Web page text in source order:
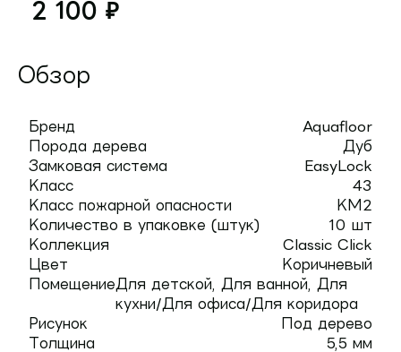
2 100 ₽
Обзор
Бренд
Aquafloor
Порода дерева
Дуб
Замковая система
EasyLock
Класс
43
Класс пожарной опасности
КМ2
Количество в упаковке (штук)
10 шт
Коллекция
Classic Click
Цвет
Коричневый
ПомещениеДля детской, Для ванной, Для
кухни/Для офиса/Для коридора
Рисунок
Под дерево
Толщина
5,5 мм